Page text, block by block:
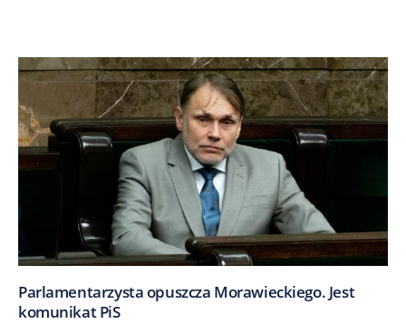
Parlamentarzysta opuszcza Morawieckiego. Jest
komunikat PiS